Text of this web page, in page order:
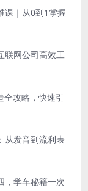
课｜从0到1掌握
联网公司高效工
全攻略，快速引
从发音到流利表
，学车秘籍一次